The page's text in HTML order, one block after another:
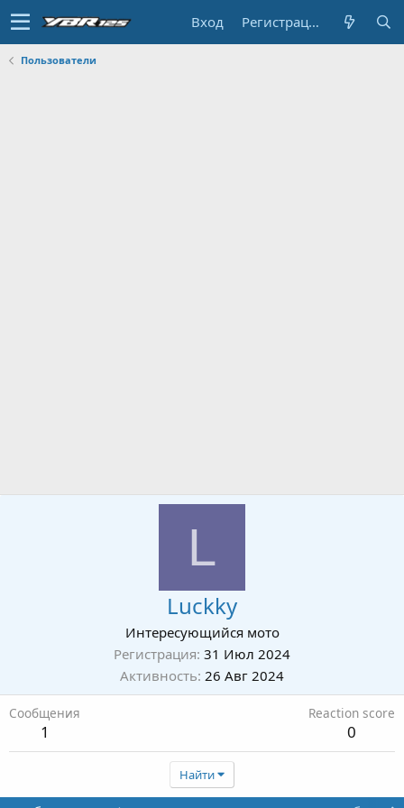
Вход Регистрация
Пользователи
L
Luckky
Интересующийся мото
Регистрация 31 Июл 2024
Активность 26 Авг 2024
Сообщения
1
Reaction score
0
Найти